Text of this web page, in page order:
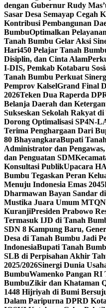
dengan Gubernur Rudy
Sasar Desa Semayap Cegah
Kontribusi Pembangunan
BumbuOptimalkan
Tanah Bumbu Gelar Aksi
Hari450 Pelajar Tanah
Disiplin, dan Cinta Alam
I-DIS, Pemkab Kotabaru
Tanah Bumbu Perkuat
Pemprov KalselGrand Final
2026Teken Dua Raperda
Belanja Daerah dan
Sukseskan Sekolah Rakyat
Dorong Optimalisasi SP4N-
Terima Penghargaan Dari
80 BhayangkaraBupati
Administrator dan
dan Penguatan SDM
Konsultasi PublikUpacara
Bumbu Tegaskan Peran
Menuju Indonesia Emas 2045
Dharmawan Bayan Sandar
Mustika Juara Umum
KuranjiPresiden Prabowo
Termasuk IJD di Tanah
SDN 8 Kampung Baru,
Desa di Tanah Bumbu Jadi
IndonesiaBupati Tanah
SLB di Perpisahan Akhir
2025/2026Sinergi Dunia
BumbuWamenko Pangan
BumbuZikir dan Khataman
1448 Hijriyah di Bumi
Dalam Paripurna DPRD